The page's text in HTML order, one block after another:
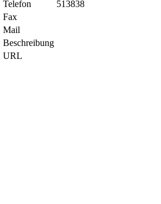
Telefon
513838
Fax
Mail
Beschreibung
URL